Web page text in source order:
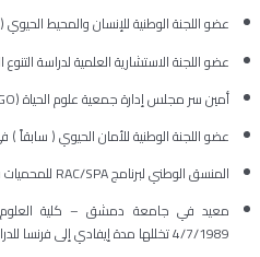
عضو اللجنة الوطنية للإنسان والمحيط الحيوي (MAB) منذ عام 1990.
عضو اللجنة الاستشارية العلمية لدراسة
أمين سر مجلس إدارة جمعية علوم الحياة (NGO) من1989 وحتى 26/8/2000.
عضو اللجنة الوطنية للأمان الحيوي ( سابقاً )
المنسق الوطني لبرنامج RAC/SPA للمحميات في سورية ( سابقاً )
4/7/1989 تخللها مدة إيفادي إلى فرنسا للدراسة والتخصص.